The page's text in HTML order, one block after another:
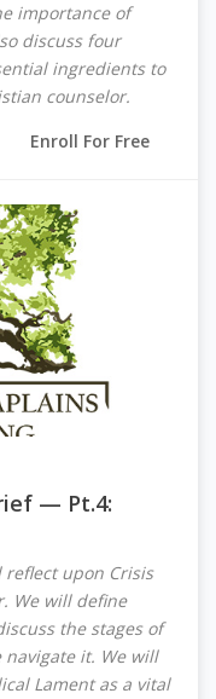
importance of
discuss four
ingredients to
counselor.
Enroll For Free
— Pt.4:
upon Crisis
We will define
the stages of
it. We will
Lament as a vital